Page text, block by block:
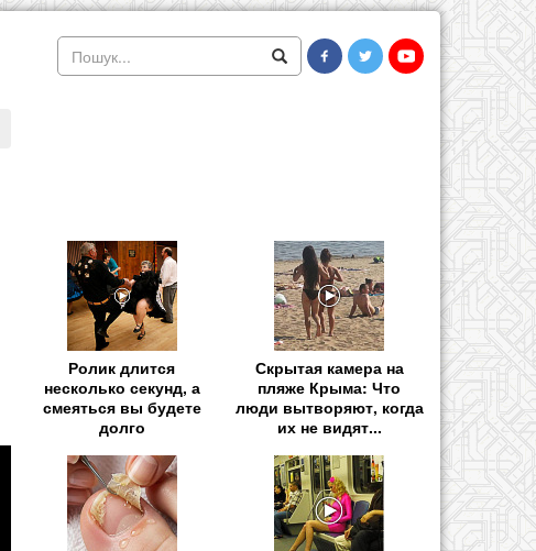
Ролик длится
несколько секунд, а
смеяться вы будете
долго
Скрытая камера на
пляже Крыма: Что
люди вытворяют, когда
их не видят...